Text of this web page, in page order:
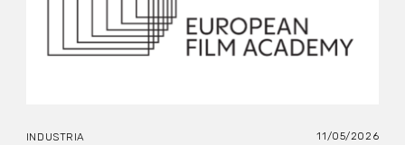
INDUSTRIA 11/05/2026